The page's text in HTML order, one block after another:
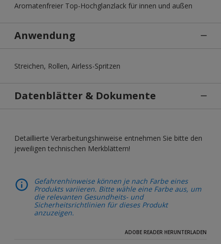
Aromatenfreier Top-Hochglanzlack für innen und außen
Anwendung
Streichen, Rollen, Airless-Spritzen
Datenblätter & Dokumente
Detaillierte Verarbeitungshinweise entnehmen Sie bitte den
jeweiligen technischen Merkblättern!
Gefahrenhinweise können je nach Farbe eines
Produkts variieren. Bitte wähle eine Farbe aus, um
die relevanten Gesundheits- und
Sicherheitsrichtlinien für dieses Produkt
anzuzeigen.
ADOBE READER HERUNTERLADEN